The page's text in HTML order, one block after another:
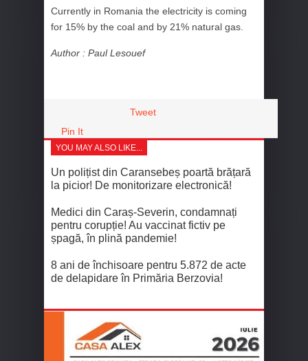
Currently in Romania the electricity is coming
for 15% by the coal and by 21% natural gas.
Author : Paul Lesouef
Tweet
Pin It
YOU MAY ALSO LIKE...
Un polițist din Caransebeș poartă brățară
la picior! De monitorizare electronică!
Medici din Caraș-Severin, condamnați
pentru corupție! Au vaccinat fictiv pe
șpagă, în plină pandemie!
8 ani de închisoare pentru 5.872 de acte
de delapidare în Primăria Berzovia!